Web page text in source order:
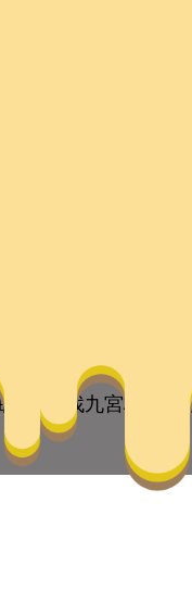
宮格
the children of
像的變找九宮格會議